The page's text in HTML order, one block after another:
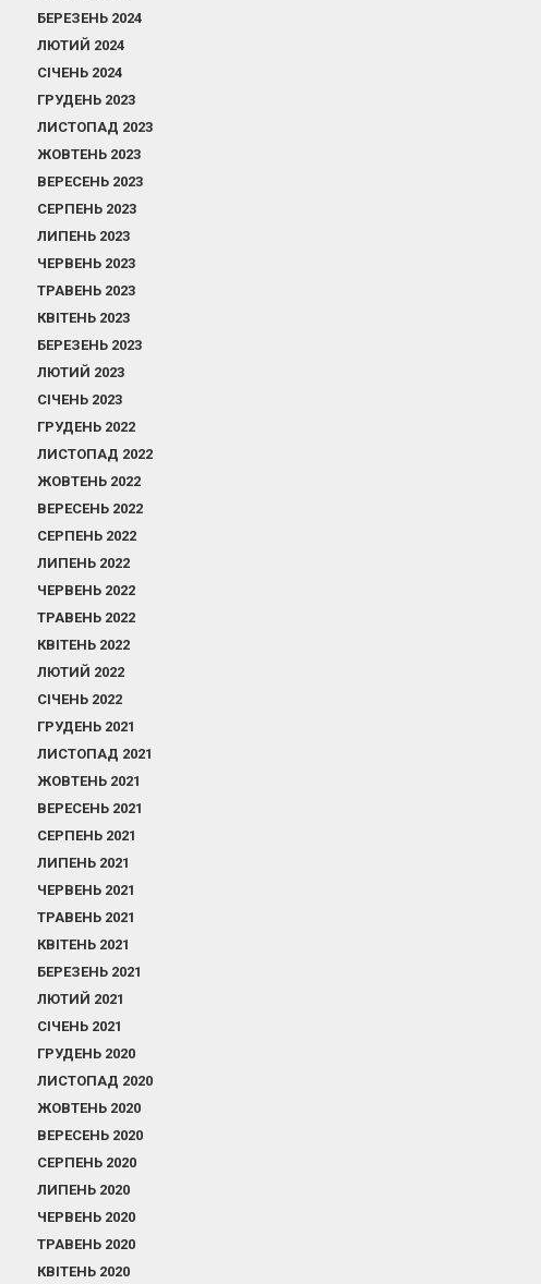
БЕРЕЗЕНЬ 2024
ЛЮТИЙ 2024
СІЧЕНЬ 2024
ГРУДЕНЬ 2023
ЛИСТОПАД 2023
ЖОВТЕНЬ 2023
ВЕРЕСЕНЬ 2023
СЕРПЕНЬ 2023
ЛИПЕНЬ 2023
ЧЕРВЕНЬ 2023
ТРАВЕНЬ 2023
КВІТЕНЬ 2023
БЕРЕЗЕНЬ 2023
ЛЮТИЙ 2023
СІЧЕНЬ 2023
ГРУДЕНЬ 2022
ЛИСТОПАД 2022
ЖОВТЕНЬ 2022
ВЕРЕСЕНЬ 2022
СЕРПЕНЬ 2022
ЛИПЕНЬ 2022
ЧЕРВЕНЬ 2022
ТРАВЕНЬ 2022
КВІТЕНЬ 2022
ЛЮТИЙ 2022
СІЧЕНЬ 2022
ГРУДЕНЬ 2021
ЛИСТОПАД 2021
ЖОВТЕНЬ 2021
ВЕРЕСЕНЬ 2021
СЕРПЕНЬ 2021
ЛИПЕНЬ 2021
ЧЕРВЕНЬ 2021
ТРАВЕНЬ 2021
КВІТЕНЬ 2021
БЕРЕЗЕНЬ 2021
ЛЮТИЙ 2021
СІЧЕНЬ 2021
ГРУДЕНЬ 2020
ЛИСТОПАД 2020
ЖОВТЕНЬ 2020
ВЕРЕСЕНЬ 2020
СЕРПЕНЬ 2020
ЛИПЕНЬ 2020
ЧЕРВЕНЬ 2020
ТРАВЕНЬ 2020
КВІТЕНЬ 2020